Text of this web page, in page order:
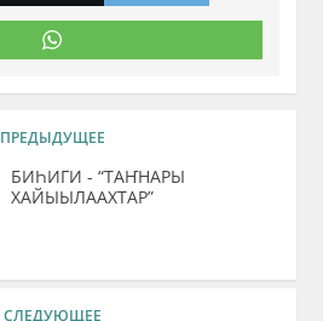
ПРЕДЫДУЩЕЕ
БИҺИГИ - “ТАҤНАРЫ
ХАЙЫЫЛААХТАР”
СЛЕДУЮЩЕЕ